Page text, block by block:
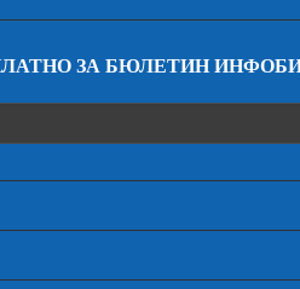
ЗА БЮЛЕТИН